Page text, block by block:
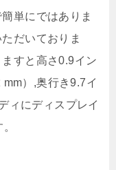
単にではありま
だいておりま
すと高さ0.9イン
）,奥行き9.7イ
ィにディスプレイ